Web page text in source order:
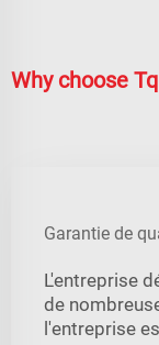
Why choose
Garantie de
L'entreprise
de
l'entreprise